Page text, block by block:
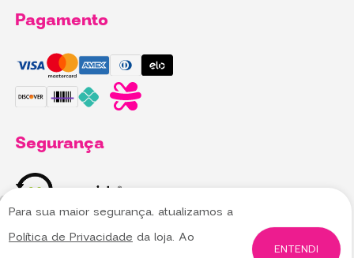
Utilizamos cookies para oferecer melhor
experiência, melhorar o desempenho, analisar
Utilizamos cookies para oferecer melhor
experiência, melhorar o desempenho, analisar
Para sua maior segurança, atualizamos a
Política de Privacidadeda loja. Ao
ENTENDI
Pagamento
Segurança